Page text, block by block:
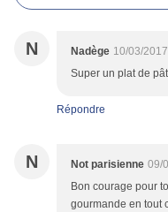
N Nadège 10/03/
Super un plat de
Répondre
N Not parisienne 09/
Bon courage pour
gourmande en tout